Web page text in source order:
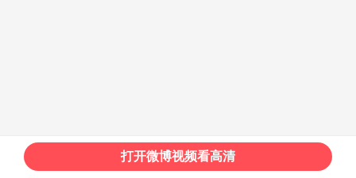
打开微博视频看高清